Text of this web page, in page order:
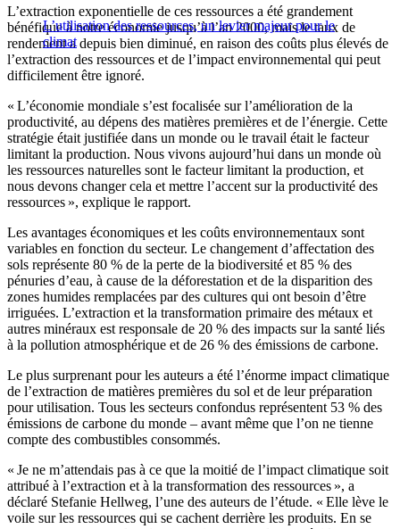
L’utilisation des ressources, un levier majeur pour le
climat
L’extraction exponentielle de ces ressources a été grandement
bénéfique à notre économie jusqu’à l’an 2000, mais le taux de
rendement a depuis bien diminué, en raison des coûts plus élevés de
l’extraction des ressources et de l’impact environnemental qui peut
difficilement être ignoré.
« L’économie mondiale s’est focalisée sur l’amélioration de la
productivité, au dépens des matières premières et de l’énergie. Cette
stratégie était justifiée dans un monde ou le travail était le facteur
limitant la production. Nous vivons aujourd’hui dans un monde où
les ressources naturelles sont le facteur limitant la production, et
nous devons changer cela et mettre l’accent sur la productivité des
ressources », explique le rapport.
Les avantages économiques et les coûts environnementaux sont
variables en fonction du secteur. Le changement d’affectation des
sols représente 80 % de la perte de la biodiversité et 85 % des
pénuries d’eau, à cause de la déforestation et de la disparition des
zones humides remplacées par des cultures qui ont besoin d’être
irriguées. L’extraction et la transformation primaire des métaux et
autres minéraux est responsale de 20 % des impacts sur la santé liés
à la pollution atmosphérique et de 26 % des émissions de carbone.
Le plus surprenant pour les auteurs a été l’énorme impact climatique
de l’extraction de matières premières du sol et de leur préparation
pour utilisation. Tous les secteurs confondus représentent 53 % des
émissions de carbone du monde – avant même que l’on ne tienne
compte des combustibles consommés.
« Je ne m’attendais pas à ce que la moitié de l’impact climatique soit
attribué à l’extraction et à la transformation des ressources », a
déclaré Stefanie Hellweg, l’une des auteurs de l’étude. « Elle lève le
voile sur les ressources qui se cachent derrière les produits. En se